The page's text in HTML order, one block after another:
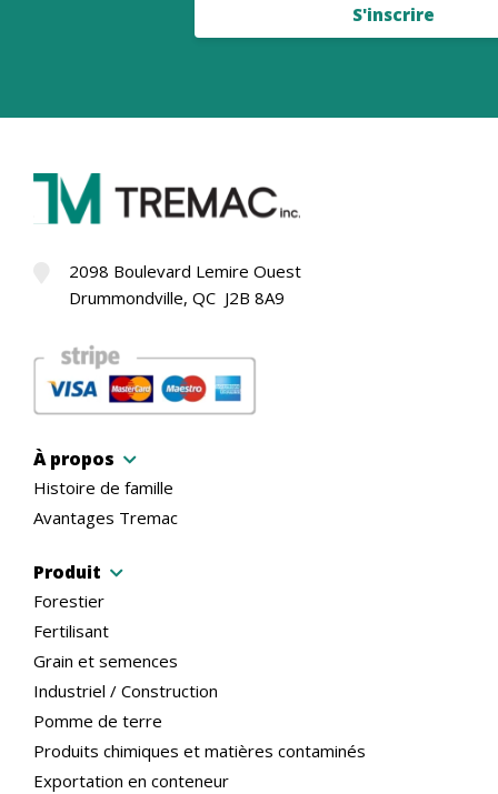
S'inscrire
2098 Boulevard Lemire Ouest
Drummondville, QC J2B 8A9
À propos
Histoire de famille
Avantages Tremac
Produit
Forestier
Fertilisant
Grain et semences
Industriel / Construction
Pomme de terre
Produits chimiques et matières contaminés
Exportation en conteneur